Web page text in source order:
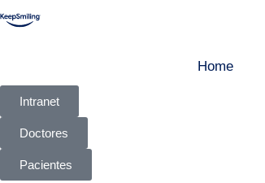
Home
Intranet
Doctores
Pacientes